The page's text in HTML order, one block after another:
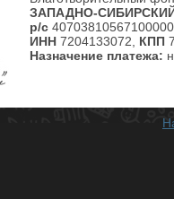
ЗАПАДНО-
р/с
ИНН 7204133072, КПП
Назначение платежа: